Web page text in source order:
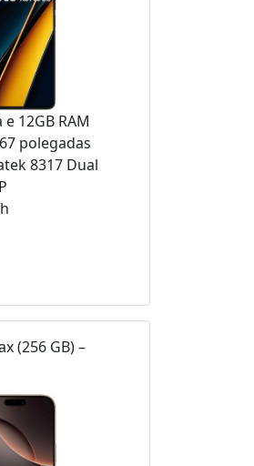
12GB RAM
polegadas
8317 Dual
(256 GB) –